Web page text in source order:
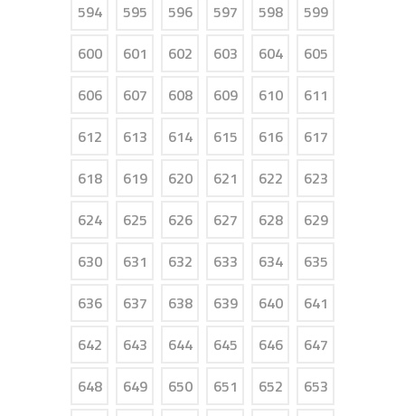
594
595 596 597 598
599
600
601 602 603 604
605
606
607 608 609 610
611
612
613 614 615 616
617
618
619 620 621 622
623
624
625 626 627 628
629
630
631 632 633 634
635
636
637 638 639 640
641
642
643 644 645 646
647
648
649 650 651 652
653